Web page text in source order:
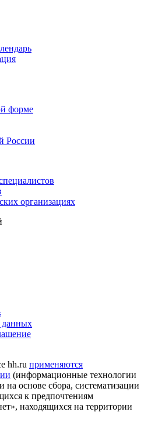
форме
России
организациях
данных
hh.ru применяются
(информационные технологии
основе сбора, систематизации
к предпочтениям
находящихся на территории